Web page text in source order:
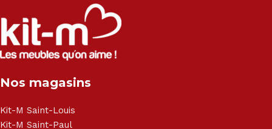
Nos magasins
Kit-M Saint-Louis
Kit-M Saint-Paul